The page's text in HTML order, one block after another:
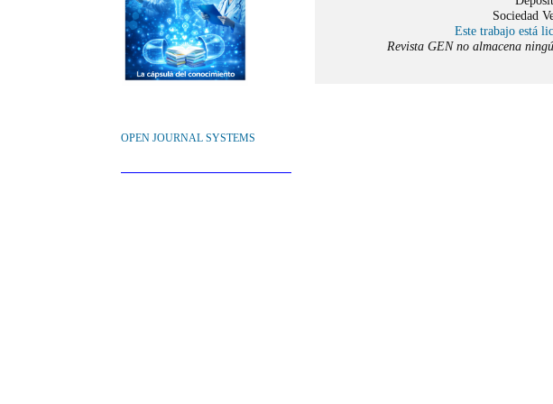
OPEN JOURNAL SYSTEMS
Sociedad
Este trabajo está
Revista GEN no almacena